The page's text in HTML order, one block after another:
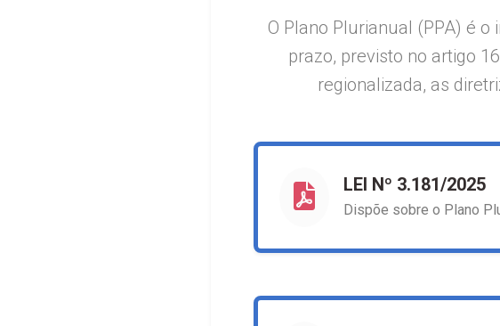
O Plano Plurianual (PPA) é
prazo, previsto no artigo
regionalizada, as
LEI Nº 3.181/2025
Dispõe sobre o Plano